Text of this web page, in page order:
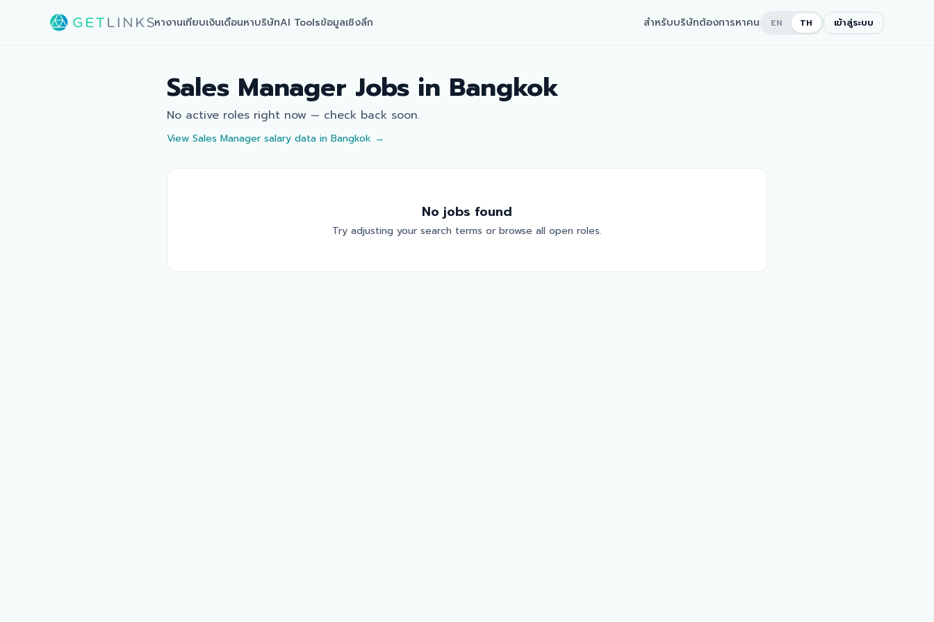
หางานเทียบเงินเดือนหาบริษัทAI Toolsข้อมูลเชิงลึก สำหรับบริษัทต้องการหาคน EN TH เข้าสู่ระบบ
Sales Manager Jobs in Bangkok
No active roles right now — check back soon.
View Sales Manager salary data in Bangkok →
No jobs found
Try adjusting your search terms or browse all open roles.